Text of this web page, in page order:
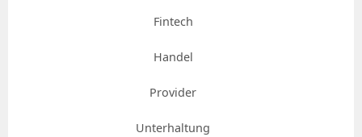
Fintech
Handel
Provider
Unterhaltung